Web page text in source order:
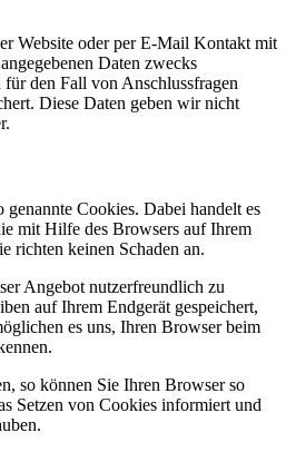
Website oder per E-Mail Kontakt mit
Daten zwecks
den Fall von Anschlussfragen
Diese Daten geben wir nicht
genannte Cookies. Dabei handelt es
mit Hilfe des Browsers auf Ihrem
richten keinen Schaden an.
Angebot nutzerfreundlich zu
auf Ihrem Endgerät gespeichert,
es uns, Ihren Browser beim
so können Sie Ihren Browser so
Setzen von Cookies informiert und